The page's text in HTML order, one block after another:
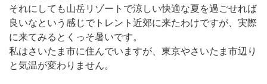
それにしても山岳リゾートで涼しい快適な夏を過ごせれば
良いなという感じでトレント近郊に来たわけですが、実際
に来てみるとくっそ暑いです。
私はさいたま市に住んでいますが、東京やさいたま市辺り
と気温が変わりません。